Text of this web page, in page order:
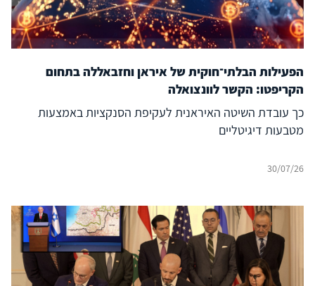
הפעילות הבלתי־חוקית של איראן וחזבאללה בתחום
הקריפטו: הקשר לוונצואלה
כך עובדת השיטה האיראנית לעקיפת הסנקציות באמצעות
מטבעות דיגיטליים
30/07/26